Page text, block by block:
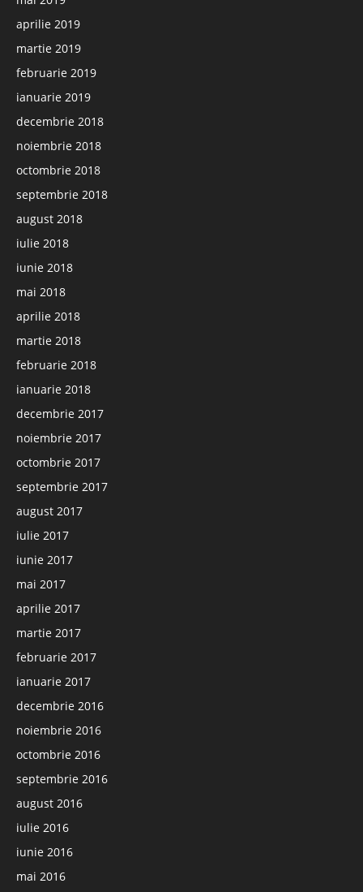
aprilie 2019
martie 2019
februarie 2019
ianuarie 2019
decembrie 2018
noiembrie 2018
octombrie 2018
septembrie 2018
august 2018
iulie 2018
iunie 2018
mai 2018
aprilie 2018
martie 2018
februarie 2018
ianuarie 2018
decembrie 2017
noiembrie 2017
octombrie 2017
septembrie 2017
august 2017
iulie 2017
iunie 2017
mai 2017
aprilie 2017
martie 2017
februarie 2017
ianuarie 2017
decembrie 2016
noiembrie 2016
octombrie 2016
septembrie 2016
august 2016
iulie 2016
iunie 2016
mai 2016